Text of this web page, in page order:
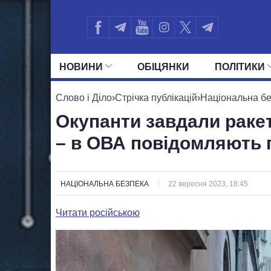
НОВИНИ ОБIЦЯНКИ ПОЛIТИКИ
УСІ ПОЛІТИКИ ПРЕЗИДЕНТ І
Слово і Діло›Стрічка публікацій›Національна
Окупанти завдали
– в ОВА повідомляють
НАЦІОНАЛЬНА БЕЗПЕКА 22 вересня 2023, 18:45
Читати російською